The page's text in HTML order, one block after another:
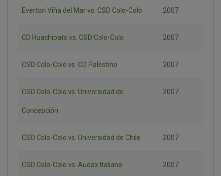
Everton Viña del Mar vs. CSD Colo-Colo 2007
CD Huachipato vs. CSD Colo-Colo 2007
CSD Colo-Colo vs. CD Palestino 2007
CSD Colo-Colo vs. Universidad de
Concepción
2007
CSD Colo-Colo vs. Universidad de Chile 2007
CSD Colo-Colo vs. Audax Italiano 2007